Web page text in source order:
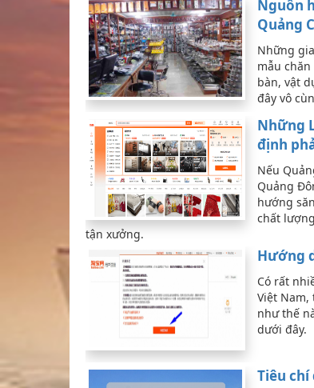
Nguồn
Quảng
Những
mẫu
bàn, vật
đây vô
Những
định
Nếu
Quảng
hướng
chất
tận xưởng.
Hướng
Có rất
Việt Nam,
như thế
dưới đây.
Tiêu chí